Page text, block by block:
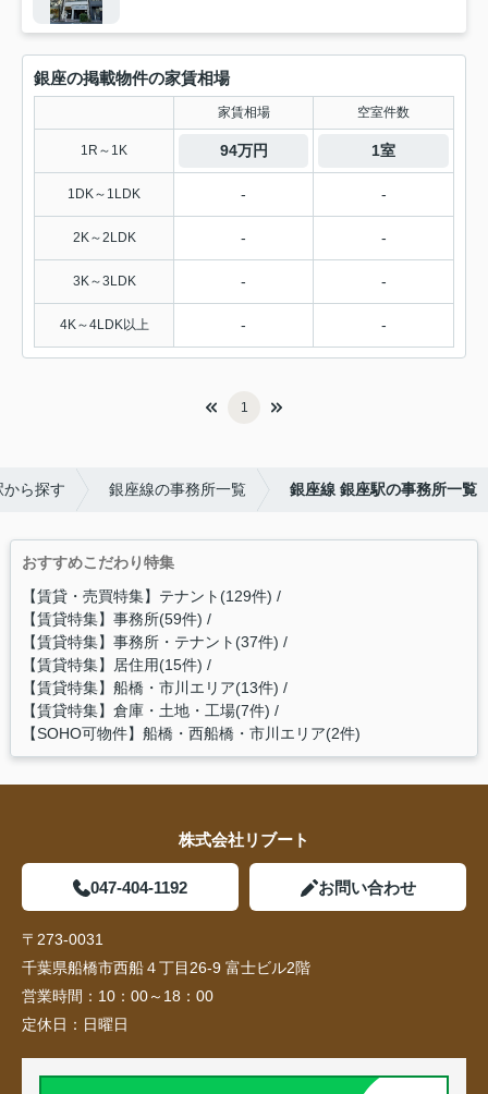
銀座の掲載物件の家賃相場
家賃相場 空室件数
1R～1K 94万円 1室
1DK～1LDK - -
2K～2LDK - -
3K～3LDK - -
4K～4LDK以上 - -
1
ら探す 銀座線の事務所一覧 銀座線 銀座駅の事務所一覧
おすすめこだわり特集
【賃貸・売買特集】テナント(129件)
【賃貸特集】事務所(59件)
【賃貸特集】事務所・テナント(37件)
【賃貸特集】居住用(15件)
【賃貸特集】船橋・市川エリア(13件)
【賃貸特集】倉庫・土地・工場(7件)
【SOHO可物件】船橋・西船橋・市川エリア(2件)
株式会社リブート
047-404-1192 お問い合わせ
〒273-0031
千葉県船橋市西船４丁目26-9 富士ビル2階
営業時間： 10：00～18：00
定休日： 日曜日